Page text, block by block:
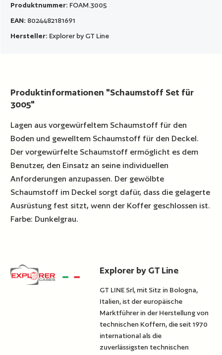
Produktnummer: FOAM.3005
EAN: 8024482181691
Hersteller: Explorer by GT Line
Produktinformationen "Schaumstoff Set für
3005"
Lagen aus vorgewürfeltem Schaumstoff für den
Boden und gewelltem Schaumstoff für den Deckel.
Der vorgewürfelte Schaumstoff ermöglicht es dem
Benutzer, den Einsatz an seine individuellen
Anforderungen anzupassen. Der gewölbte
Schaumstoff im Deckel sorgt dafür, dass die gelagerte
Ausrüstung fest sitzt, wenn der Koffer geschlossen ist.
Farbe: Dunkelgrau.
Explorer by GT Line
GT LINE Srl, mit Sitz in Bologna,
Italien, ist der europäische
Marktführer in der Herstellung von
technischen Koffern, die seit 1970
international als die
zuverlässigsten technischen